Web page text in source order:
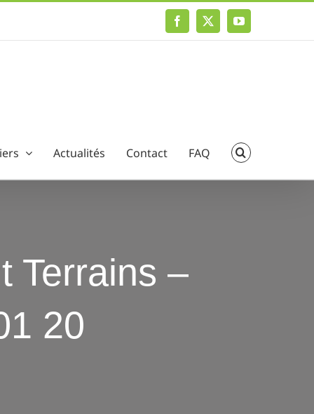
Facebook
X YouTube
Actualités Contact FAQ
Terrains –
20